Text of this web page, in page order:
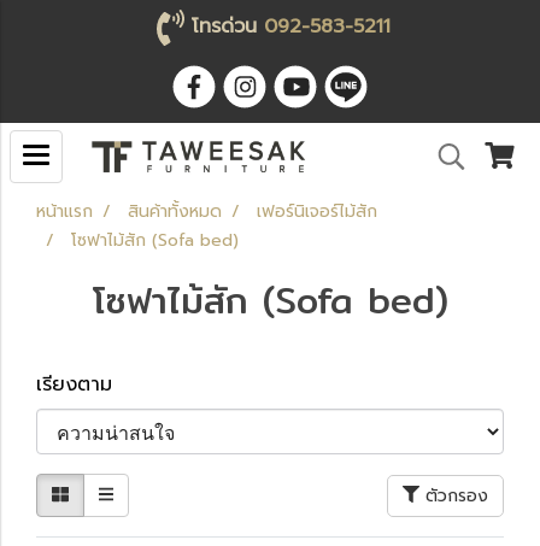
โทรด่วน 092-583-5211
หน้าแรก สินค้าทั้งหมด
เฟอร์นิเจอร์ไม้สัก
โซฟาไม้สัก (Sofa bed)
โซฟาไม้สัก (Sofa bed)
เรียงตาม
ตัวกรอง